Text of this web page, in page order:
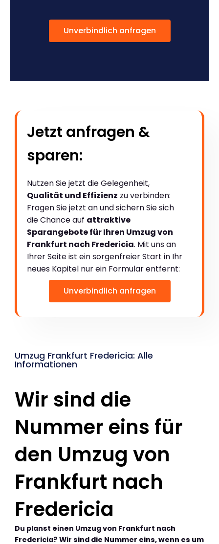
Unverbindlich anfragen
Jetzt anfragen &
sparen:
Nutzen Sie jetzt die Gelegenheit,
Qualität und Effizienz zu verbinden:
Fragen Sie jetzt an und sichern Sie sich
die Chance auf attraktive
Sparangebote für Ihren Umzug von
Frankfurt nach Fredericia. Mit uns an
Ihrer Seite ist ein sorgenfreier Start in Ihr
neues Kapitel nur ein Formular entfernt:
Unverbindlich anfragen
Umzug Frankfurt Fredericia: Alle
Informationen
Wir sind die
Nummer eins für
den Umzug von
Frankfurt nach
Fredericia
Du planst einen Umzug von Frankfurt nach
Fredericia? Wir sind die Nummer eins, wenn es um